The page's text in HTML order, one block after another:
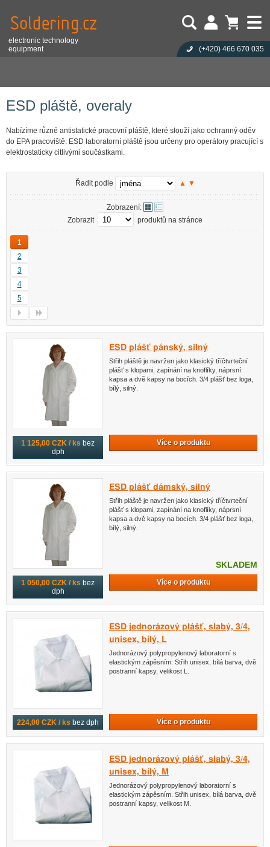
ESD pláště, overaly
Nabízíme různé antistatické pracovní pláště, které slouží jako ochranný oděv
do EPA pracoviště. ESD laboratorní pláště jsou určeny pro operátory pracující s
elektrostaticky citlivými součástkami.
Řadit podle ▲ ▼
Zobrazení:
Zobrazit
produktů na stránce
1
2
3
4
5
1 125,00 CZK / ks bez
dph
ESD plášť pánský, silný
Střih pláště je navržen jako klasický tříčtvrteční
plášť s klopami, zapínání na knoflíky, náprsní
kapsa a dvě kapsy na bocích. 3/4 plášť bez loga,
bílý, silný.
Více o produktu
1 050,00 CZK / ks bez
dph
ESD plášť dámský, silný
Střih pláště je navržen jako klasický tříčtvrteční
plášť s klopami, zapínání na knoflíky, náprsní
kapsa a dvě kapsy na bocích. 3/4 plášť bez loga,
bílý, silný.
SKLADEM
Více o produktu
224,00 CZK / ks bez dph
ESD jednorázový plášť, slabý, 3/4,
unisex, bílý, L
Jednorázový polypropylenový laboratorní s
elastickým zápěsním. Střih unisex, bílá barva, dvě
postranní kapsy, velikost L.
Více o produktu
ESD jednorázový plášť, slabý, 3/4,
unisex, bílý, M
Jednorázový polypropylenový laboratorní s
elastickým zápěsním. Střih unisex, bílá barva, dvě
postranní kapsy, velikost M.
electronic technology
equipment
(+420) 466 670 035
Nákupní košík je prázdný!
Cena celkem:0,00 CZK Přihlásit
Zapoměli jste heslo?